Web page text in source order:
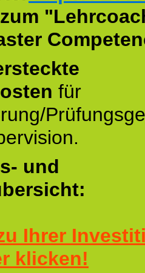
zum
für
und
Ihrer
klicken!